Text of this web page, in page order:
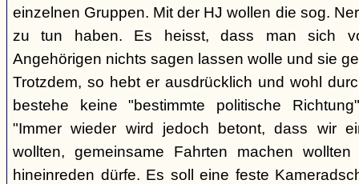
einzelnen Gruppen. Mit der HJ wollen die sog.
zu tun haben. Es heisst, dass man sich
Angehörigen nichts sagen lassen wolle und sie
Trotzdem, so hebt er ausdrücklich und wohl
bestehe keine "bestimmte politische
"Immer wieder wird jedoch betont, dass wir
wollten, gemeinsame Fahrten machen
hineinreden dürfe. Es soll eine feste